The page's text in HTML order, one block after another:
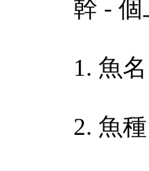
1. 魚
2. 魚